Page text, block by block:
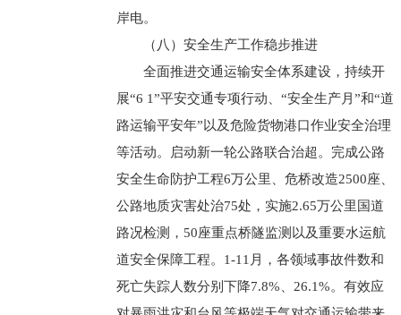
岸电。
（八）安全生产工作稳步推进
全面推进交通运输安全体系建设，持续开
展“6 1”平安交通专项行动、“安全生产月”和“道
路运输平安年”以及危险货物港口作业安全治理
等活动。启动新一轮公路联合治超。完成公路
安全生命防护工程6万公里、危桥改造2500座、
公路地质灾害处治75处，实施2.65万公里国道
路况检测，50座重点桥隧监测以及重要水运航
道安全保障工程。1-11月，各领域事故件数和
死亡失踪人数分别下降7.8%、26.1%。有效应